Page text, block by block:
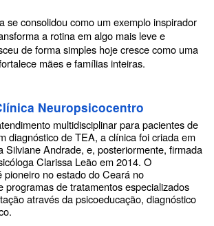
se consolidou como um exemplo inspirador
a rotina em algo mais leve e
de forma simples hoje cresce como uma
mães e famílias inteiras.
Neuropsicocentro
multidisciplinar para pacientes de
diagnóstico de TEA, a clínica foi criada em
Silviane Andrade, e, posteriormente, firmada
Clarissa Leão em 2014. O
pioneiro no estado do Ceará no
programas de tratamentos especializados
através da psicoeducação, diagnóstico